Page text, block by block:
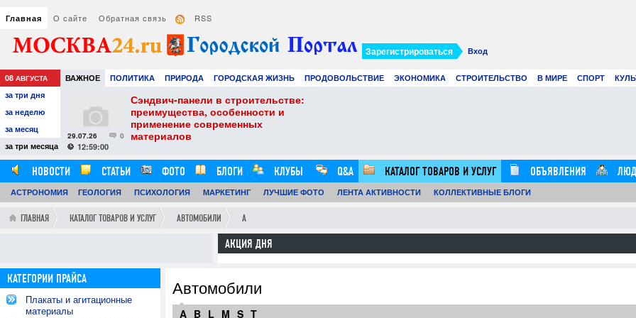
Главная О сайте Обратная связь RSS
Вход
Зарегистрироваться
08 АВГУСТА ВАЖНОЕ ПОЛИТИКА ПРИРОДА ГОРОДСКАЯ ЖИЗНЬ ПРОДОВОЛЬСТВИЕ ЭКОНОМИКА СТРОИТЕЛЬСТВО В МИРЕ СПОРТ
РАЗВЛЕЧЕНИЯ И ОТДЫХ
за три дня
за неделю
за месяц
за три месяца
советы для
0
29.07.26
12:59:00
Сэндвич-панели в строительстве:
преимущества, особенности и
применение современных
материалов
НОВОСТИ СТАТЬИ ФОТО БЛОГИ КЛУБЫ Q&A КАТАЛОГ ТОВАРОВ И УСЛУГ ОБЪЯВЛЕНИЯ
АСТРОНОМИЯ ГЕОЛОГИЯ ПСИХОЛОГИЯ МАРКЕТИНГ ЛУЧШИЕ ФОТО ЛЕНТА АКТИВНОСТИ КОЛЛЕКТИВНЫЕ БЛОГИ
ГЛАВНАЯ КАТАЛОГ ТОВАРОВ И УСЛУГ АВТОМОБИЛИ A
АКЦИЯ ДНЯ
Автомобили
A B L M S T
КАТЕГОРИИ ПРАЙСА
Плакаты и агитационные
материалы